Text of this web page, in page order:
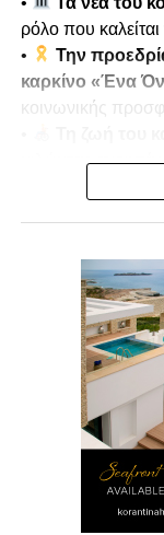
ρόλο που
•
Την
καρκίνο «Ένα
κοινωνικής
μιλώντας ανοιχτά
τουρκική
Παρουσιάζει ο
Δευτέρα 22/12
Vouli Report—